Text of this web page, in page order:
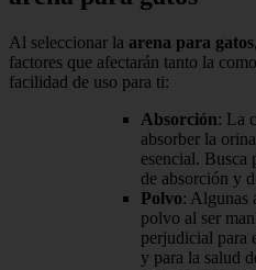
Al seleccionar la arena para gatos
factores que afectarán tanto la
facilidad de uso para ti:
Absorción: La
absorber la
esencial. Busca
de absorción y
Polvo: Algunas
polvo al ser
perjudicial para
y para la salud